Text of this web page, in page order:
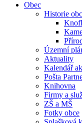
Obec
Historie
Územní
Aktuality
Kalendář
Pošta
Knihovna
Firmy a
ZŠ a MŠ
Fotky obce